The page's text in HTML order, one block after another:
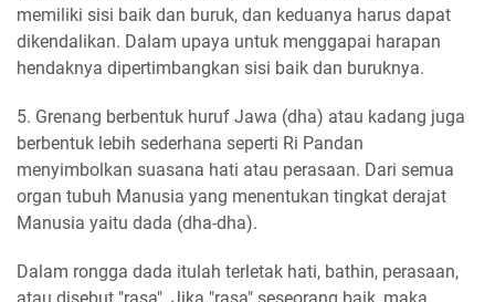
memiliki sisi baik dan buruk, dan keduanya harus dapat
dikendalikan. Dalam upaya untuk menggapai harapan
hendaknya dipertimbangkan sisi baik dan buruknya.
5. Grenang berbentuk huruf Jawa (dha) atau kadang juga
berbentuk lebih sederhana seperti Ri Pandan
menyimbolkan suasana hati atau perasaan. Dari semua
organ tubuh Manusia yang menentukan tingkat derajat
Manusia yaitu dada (dha-dha).
Dalam rongga dada itulah terletak hati, bathin, perasaan,
atau disebut "rasa". Jika "rasa" seseorang baik, maka